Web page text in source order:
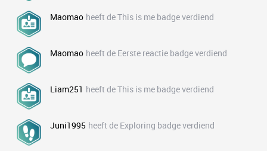
Maomao heeft de This is me badge verdiend
Maomao heeft de Eerste reactie badge verdiend
Liam251 heeft de This is me badge verdiend
Juni1995 heeft de Exploring badge verdiend